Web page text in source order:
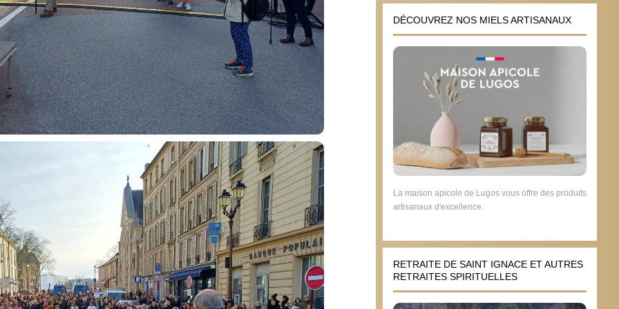
DÉCOUVREZ NOS MIELS ARTISANAUX
La maison apicole de Lugos vous offre des produits
artisanaux d'excellence.
RETRAITE DE SAINT IGNACE ET AUTRES
RETRAITES SPIRITUELLES